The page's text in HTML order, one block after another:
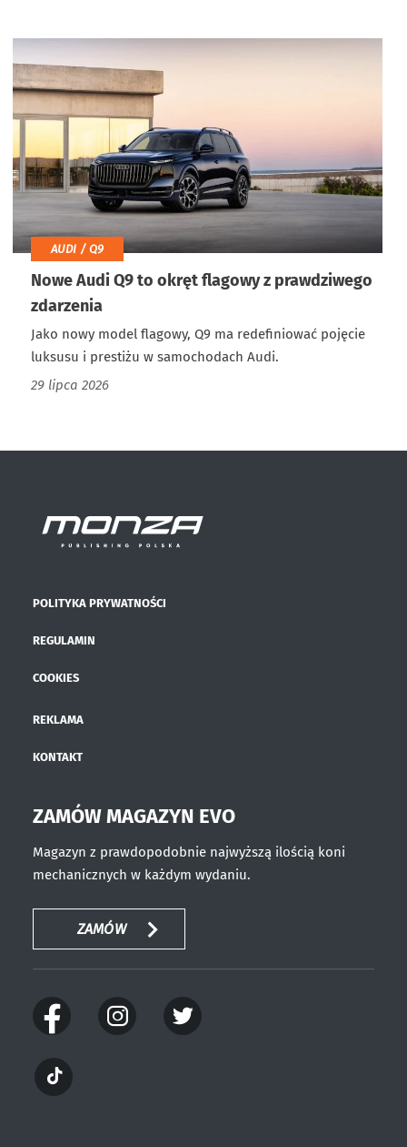
AUDI / Q9
Nowe Audi Q9 to okręt flagowy z prawdziwego
zdarzenia
Jako nowy model flagowy, Q9 ma redefiniować pojęcie
luksusu i prestiżu w samochodach Audi.
29 lipca 2026
POLITYKA PRYWATNOŚCI
REGULAMIN
COOKIES
REKLAMA
KONTAKT
ZAMÓW MAGAZYN EVO
Magazyn z prawdopodobnie najwyższą ilością koni
mechanicznych w każdym wydaniu.
ZAMÓW